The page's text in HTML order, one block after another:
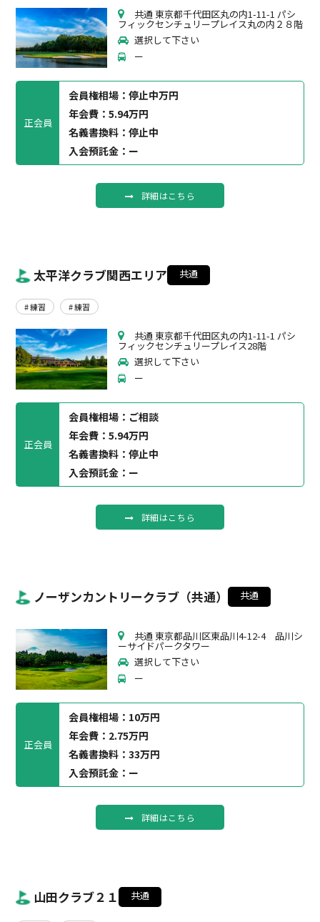
共通 東京都千代田区丸の内1-11-1 パシ
フィックセンチュリープレイス丸の内２８階
選択して下さい
ー
正会員
会員権相場：停止中万円
年会費：5.94万円
名義書換料：停止中
入会預託金：ー
詳細はこちら
太平洋クラブ関西エリア 共通
# 練習 # 練習
共通 東京都千代田区丸の内1-11-1 パシ
フィックセンチュリープレイス28階
選択して下さい
ー
正会員
会員権相場： ご相談
年会費：5.94万円
名義書換料：停止中
入会預託金：ー
詳細はこちら
ノーザンカントリークラブ（共通） 共通
共通 東京都品川区東品川4-12-4 品川シ
ーサイドパークタワー
選択して下さい
ー
正会員
会員権相場： 10万円
年会費：2.75万円
名義書換料：33万円
入会預託金：ー
詳細はこちら
山田クラブ２１ 共通